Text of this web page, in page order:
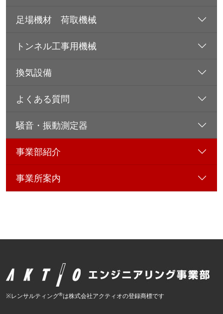
足場機材 荷取機械
トンネル工事用機械
換気設備
よくある質問
騒音・振動測定器
事業部紹介
事業所案内
※レンサルティング®は株式会社アクティオの登録商標です